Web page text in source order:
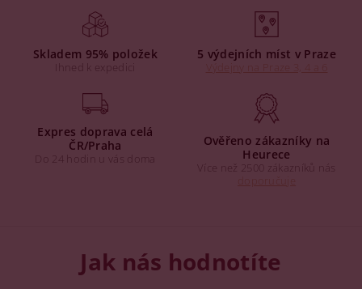
Skladem 95% položek
Ihned k expedici
5 výdejních míst v Praze
Expres doprava celá
ČR/Praha
Do 24 hodin u vás doma
Ověřeno zákazníky na
Heurece
Více než 2500 zákazníků nás
Jak nás hodnotíte